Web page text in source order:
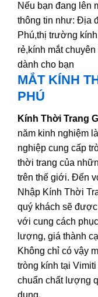
Nếu bạn đang lên
thông tin như: Địa
Phú,thị trường
rẻ,kính mắt
dành cho bạn
MẮT KÍNH
PHÚ
Kính Thời Trang
năm kinh nghiệm
nghiệp cung cấp
thời trang của
trên thế giới. Đến
Nhập Kính Thời
quý khách sẽ
với cung cách
lượng, giá thành
Không chỉ có vậy
tròng kính tại
chuẩn chất lượng